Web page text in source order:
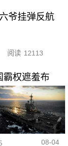
爷挂弹反航
阅读 12113
霸权遮羞布
08-04